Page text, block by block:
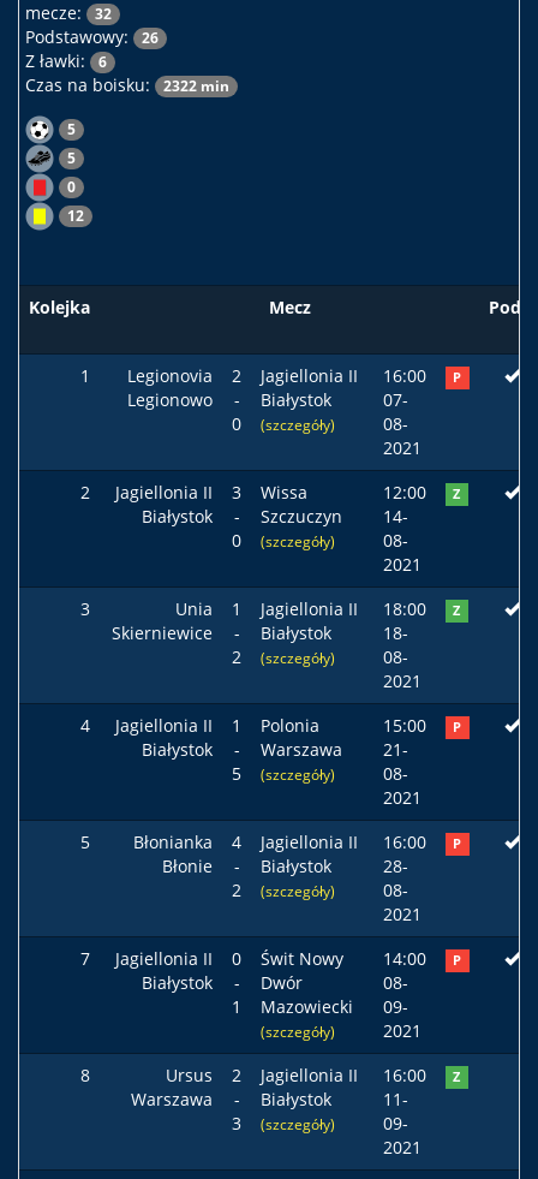
mecze: 32
Podstawowy: 26
Z ławki: 6
Czas na boisku: 2322 min
5
5
0
12
Kolejka Mecz Podst
1
Legionovia
Legionowo
2
-
0
Jagiellonia II
Białystok
(szczegóły)
16:00
07-
08-
2021
P
2
Jagiellonia II
Białystok
3
-
0
Wissa
Szczuczyn
(szczegóły)
12:00
14-
08-
2021
Z
3
Unia
Skierniewice
1
-
2
Jagiellonia II
Białystok
(szczegóły)
18:00
18-
08-
2021
Z
4
Jagiellonia II
Białystok
1
-
5
Polonia
Warszawa
(szczegóły)
15:00
21-
08-
2021
P
5
Błonianka
Błonie
4
-
2
Jagiellonia II
Białystok
(szczegóły)
16:00
28-
08-
2021
P
7
Jagiellonia II
Białystok
0
-
1
Świt Nowy
Dwór
Mazowiecki
(szczegóły)
14:00
08-
09-
2021
P
8
Ursus
Warszawa
2
-
3
Jagiellonia II
Białystok
(szczegóły)
16:00
11-
09-
2021
Z